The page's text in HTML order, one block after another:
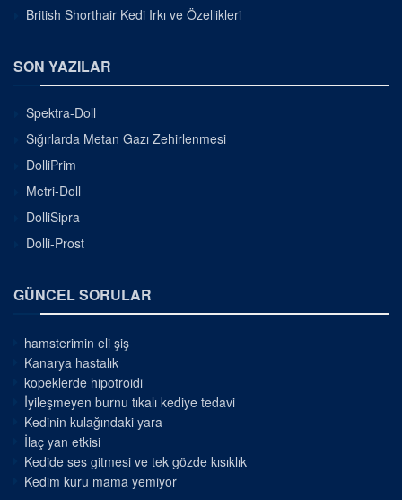
British Shorthair Kedi Irkı ve Özellikleri
SON YAZILAR
Spektra-Doll
Sığırlarda Metan Gazı Zehirlenmesi
DolliPrim
Metri-Doll
DolliSipra
Dolli-Prost
GÜNCEL SORULAR
hamsterimin eli şiş
Kanarya hastalık
kopeklerde hipotroidi
İyileşmeyen burnu tıkalı kediye tedavi
Kedinin kulağındaki yara
İlaç yan etkisi
Kedide ses gitmesi ve tek gözde kısıklık
Kedim kuru mama yemiyor